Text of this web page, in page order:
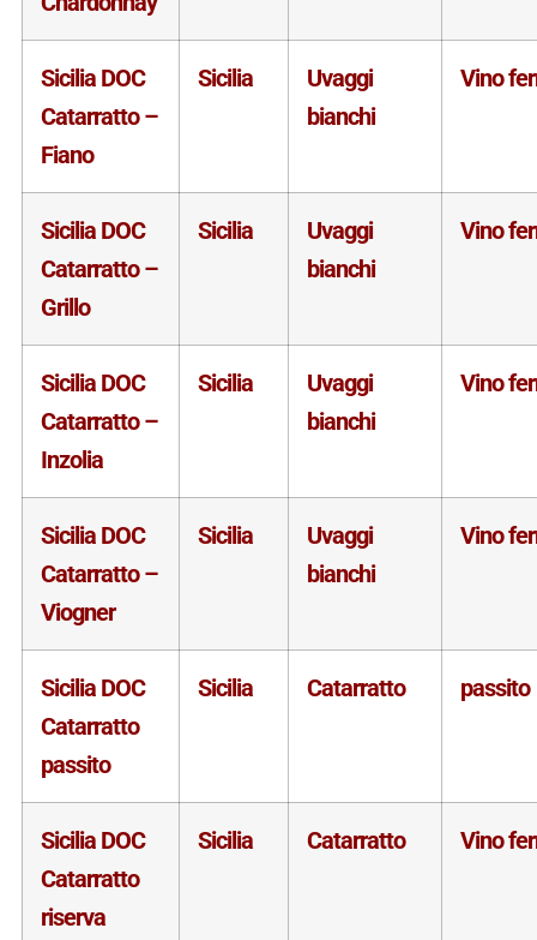
Sicilia DOC
Catarratto –
Fiano
Sicilia
Uvaggi
bianchi
Vino
Sicilia DOC
Catarratto –
Grillo
Sicilia
Uvaggi
bianchi
Vino
Sicilia DOC
Catarratto –
Inzolia
Sicilia
Uvaggi
bianchi
Vino
Sicilia DOC
Catarratto –
Viogner
Sicilia
Uvaggi
bianchi
Vino
Sicilia DOC
Catarratto
passito
Sicilia Catarratto passito
Sicilia DOC
Catarratto
riserva
Sicilia Catarratto Vino